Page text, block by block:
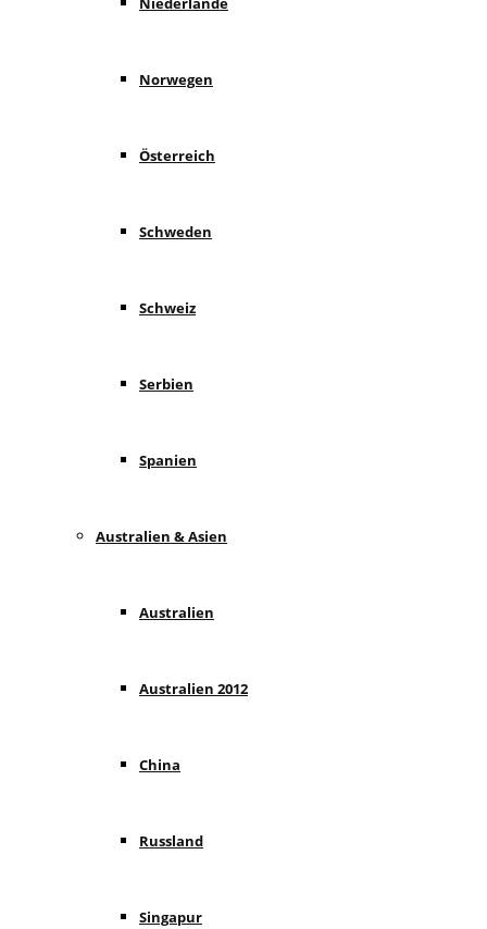
Norwegen
Österreich
Schweden
Schweiz
Serbien
Spanien
Australien & Asien
Australien
Australien 2012
China
Russland
Singapur